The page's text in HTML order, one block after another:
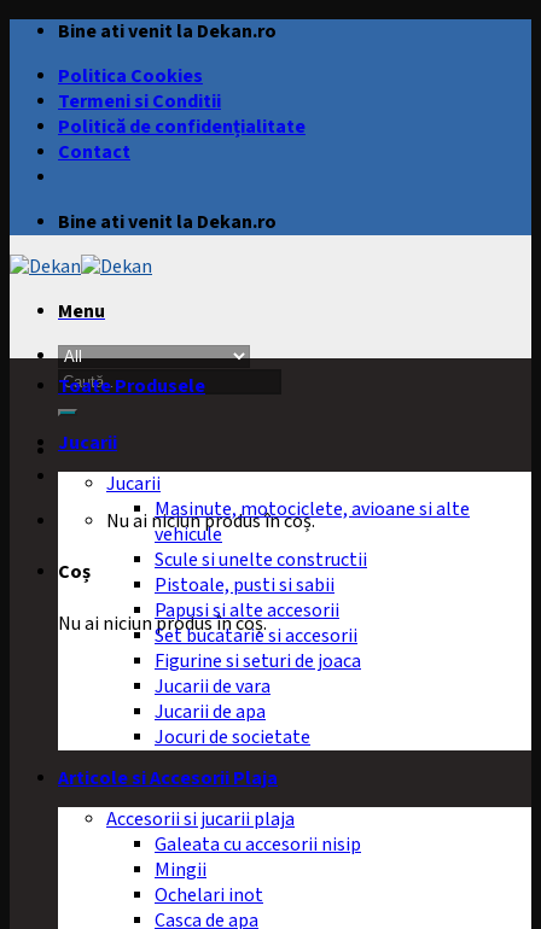
Skip
content
Bine ati venit la Dekan.ro
Politica Cookies
Termeni si Conditii
Politică de confidențialitate
Contact
Bine ati venit la Dekan.ro
Menu
Caută
după:
Nu ai niciun produs în coș.
Coș
Nu ai niciun produs în coș.
Toate Produsele
Jucarii
Jucarii
Masinute, motociclete, avioane si alte
vehicule
Scule si unelte constructii
Pistoale, pusti si sabii
Papusi si alte accesorii
Set bucatarie si accesorii
Figurine si seturi de joaca
Jucarii de vara
Jucarii de apa
Jocuri de societate
Articole si Accesorii Plaja
Accesorii si jucarii plaja
Galeata cu accesorii nisip
Mingii
Ochelari inot
Casca de apa